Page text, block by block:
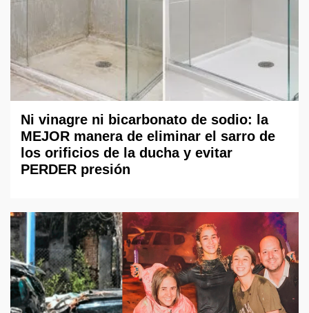
Ni vinagre ni bicarbonato de sodio: la
MEJOR manera de eliminar el sarro de
los orificios de la ducha y evitar
PERDER presión